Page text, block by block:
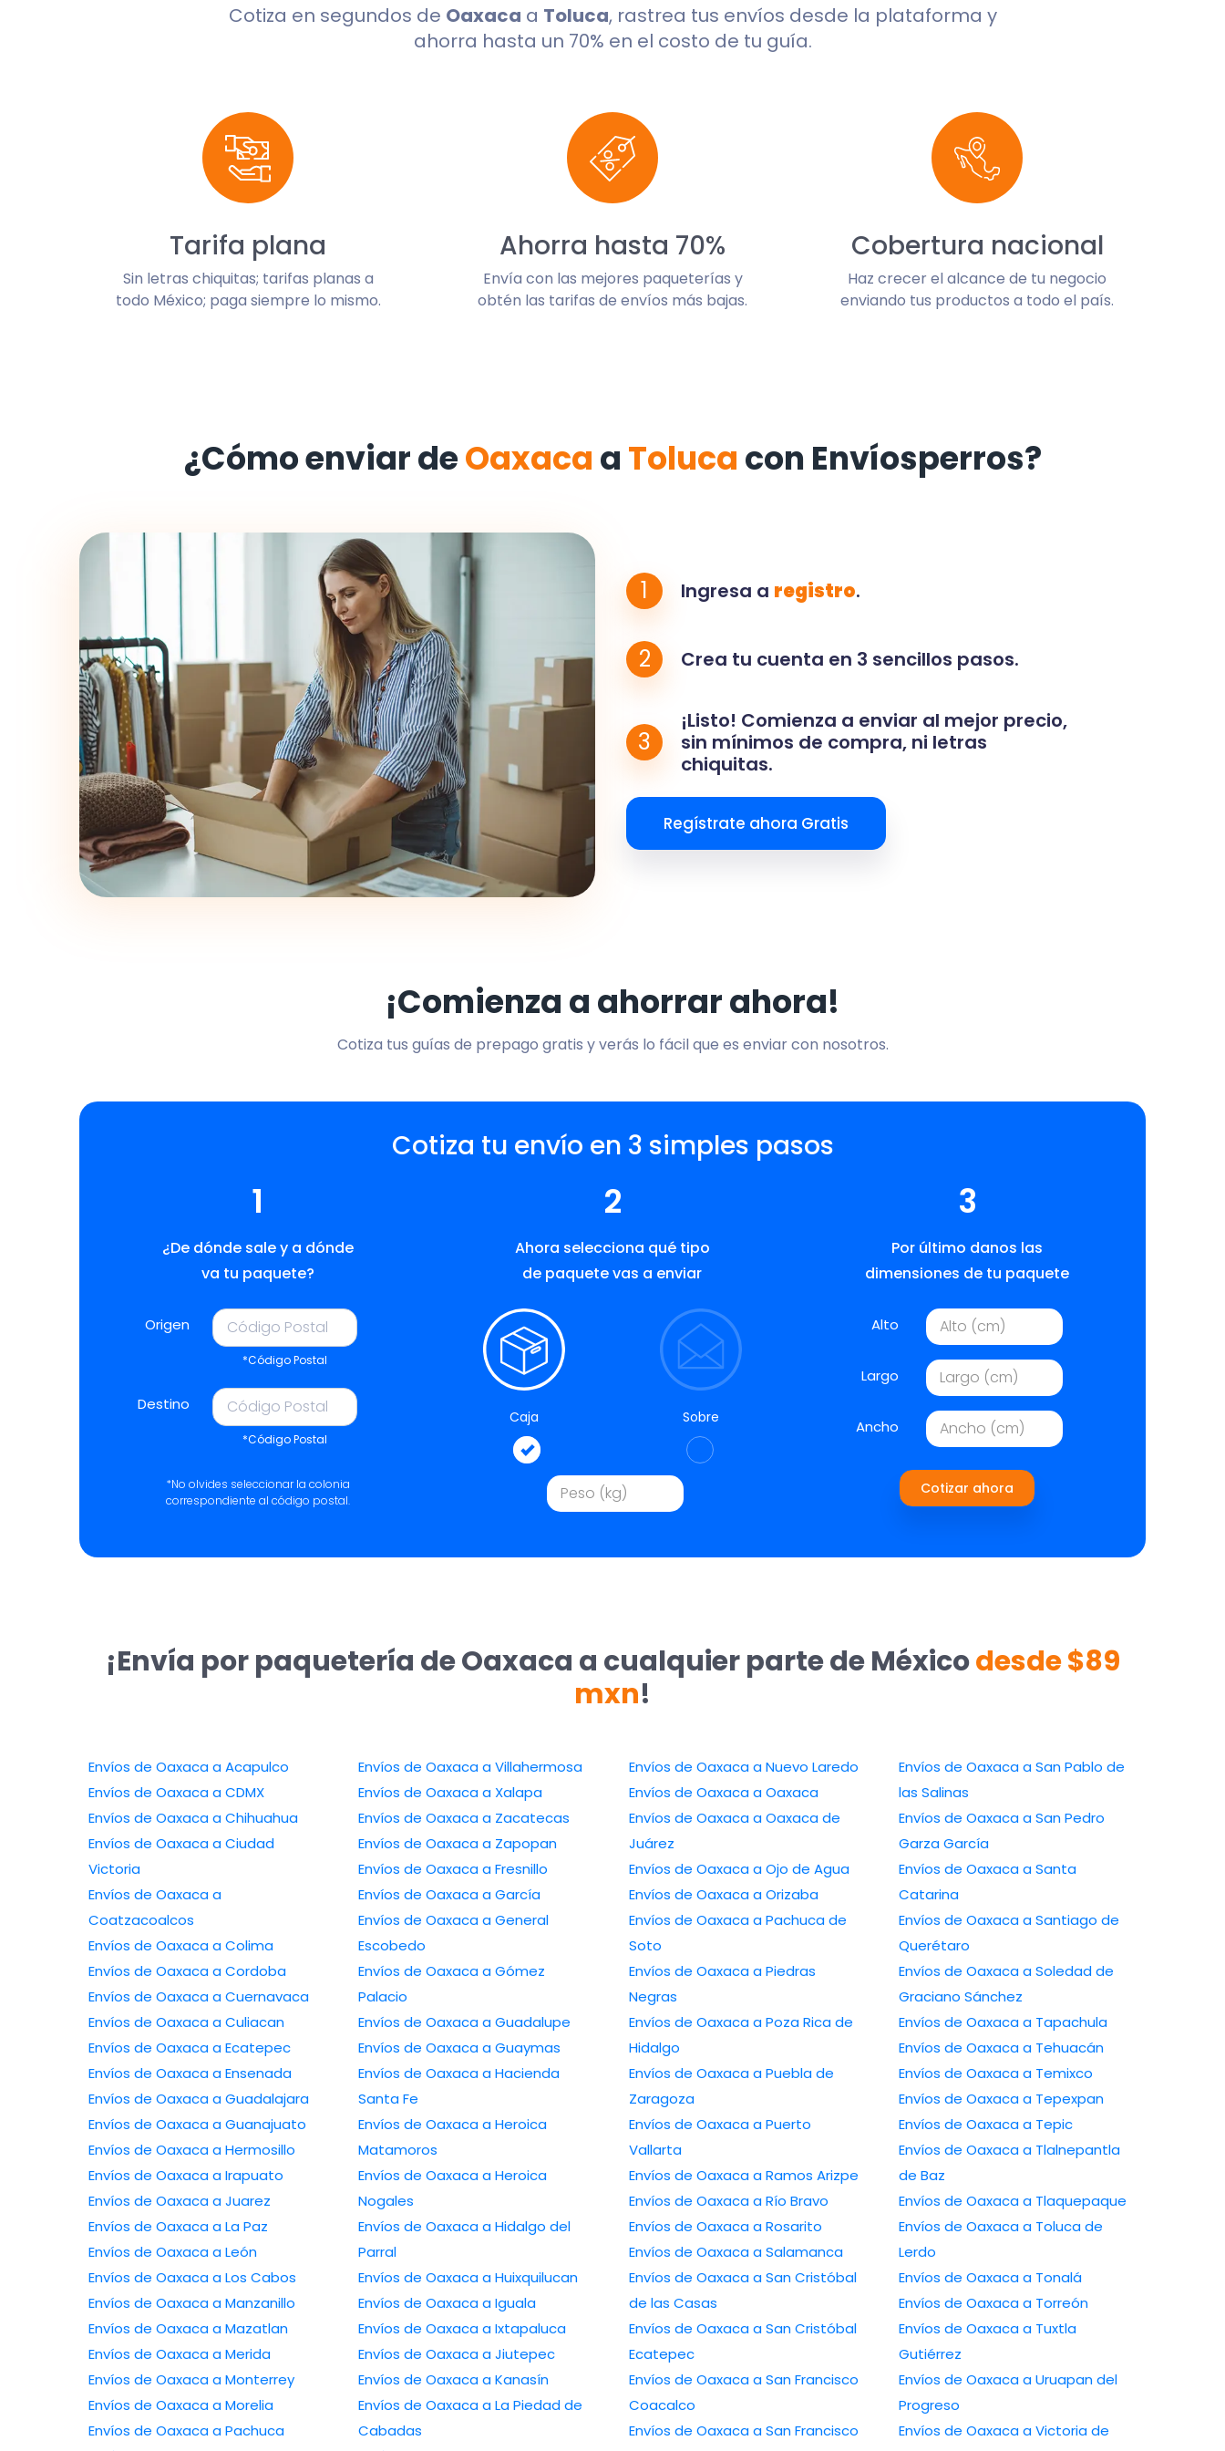
Cotiza en segundos de Oaxaca a Toluca, rastrea tus envíos desde la plataforma y
ahorra hasta un 70% en el costo de tu guía.
Tarifa plana
Sin letras chiquitas; tarifas planas a
todo México; paga siempre lo mismo.
Ahorra hasta 70%
Envía con las mejores paqueterías y
obtén las tarifas de envíos más bajas.
Cobertura nacional
Haz crecer el alcance de tu negocio
enviando tus productos a todo el país.
¿Cómo enviar deOaxaca a Toluca con Envíosperros?
1 Ingresa a registro.
2 Crea tu cuenta en 3 sencillos pasos.
3
¡Listo! Comienza a enviar al mejor precio,
sin mínimos de compra, ni letras
chiquitas.
Regístrate ahora Gratis
¡Comienza a ahorrar ahora!
Cotiza tus guías de prepago gratis y verás lo fácil que es enviar con nosotros.
Cotiza tu envío en 3 simples pasos
1
¿De dónde sale y a dónde
va tu paquete?
Origen
*Código Postal
Destino
*Código Postal
*No olvides seleccionar la colonia
correspondiente al código postal.
2
Ahora selecciona qué tipo
de paquete vas a enviar
Caja Sobre
3
Por último danos las
dimensiones de tu paquete
Alto
Largo
Ancho
Cotizar ahora
¡Envía por paquetería de Oaxaca a cualquier parte de Méxicodesde $89
mxn!
Envíos de Oaxaca a Acapulco
Envíos de Oaxaca a CDMX
Envíos de Oaxaca a Chihuahua
Envíos de Oaxaca a Ciudad
Victoria
Envíos de Oaxaca a
Coatzacoalcos
Envíos de Oaxaca a Colima
Envíos de Oaxaca a Cordoba
Envíos de Oaxaca a Cuernavaca
Envíos de Oaxaca a Culiacan
Envíos de Oaxaca a Ecatepec
Envíos de Oaxaca a Ensenada
Envíos de Oaxaca a Guadalajara
Envíos de Oaxaca a Guanajuato
Envíos de Oaxaca a Hermosillo
Envíos de Oaxaca a Irapuato
Envíos de Oaxaca a Juarez
Envíos de Oaxaca a La Paz
Envíos de Oaxaca a León
Envíos de Oaxaca a Los Cabos
Envíos de Oaxaca a Manzanillo
Envíos de Oaxaca a Mazatlan
Envíos de Oaxaca a Merida
Envíos de Oaxaca a Monterrey
Envíos de Oaxaca a Morelia
Envíos de Oaxaca a Pachuca
Envíos de Oaxaca a Villahermosa
Envíos de Oaxaca a Xalapa
Envíos de Oaxaca a Zacatecas
Envíos de Oaxaca a Zapopan
Envíos de Oaxaca a Fresnillo
Envíos de Oaxaca a García
Envíos de Oaxaca a General
Escobedo
Envíos de Oaxaca a Gómez
Palacio
Envíos de Oaxaca a Guadalupe
Envíos de Oaxaca a Guaymas
Envíos de Oaxaca a Hacienda
Santa Fe
Envíos de Oaxaca a Heroica
Matamoros
Envíos de Oaxaca a Heroica
Nogales
Envíos de Oaxaca a Hidalgo del
Parral
Envíos de Oaxaca a Huixquilucan
Envíos de Oaxaca a Iguala
Envíos de Oaxaca a Ixtapaluca
Envíos de Oaxaca a Jiutepec
Envíos de Oaxaca a Kanasín
Envíos de Oaxaca a La Piedad de
Cabadas
Envíos de Oaxaca a Nuevo Laredo
Envíos de Oaxaca a Oaxaca
Envíos de Oaxaca a Oaxaca de
Juárez
Envíos de Oaxaca a Ojo de Agua
Envíos de Oaxaca a Orizaba
Envíos de Oaxaca a Pachuca de
Soto
Envíos de Oaxaca a Piedras
Negras
Envíos de Oaxaca a Poza Rica de
Hidalgo
Envíos de Oaxaca a Puebla de
Zaragoza
Envíos de Oaxaca a Puerto
Vallarta
Envíos de Oaxaca a Ramos Arizpe
Envíos de Oaxaca a Río Bravo
Envíos de Oaxaca a Rosarito
Envíos de Oaxaca a Salamanca
Envíos de Oaxaca a San Cristóbal
de las Casas
Envíos de Oaxaca a San Cristóbal
Ecatepec
Envíos de Oaxaca a San Francisco
Coacalco
Envíos de Oaxaca a San Francisco
Envíos de Oaxaca a San Pablo de
las Salinas
Envíos de Oaxaca a San Pedro
Garza García
Envíos de Oaxaca a Santa
Catarina
Envíos de Oaxaca a Santiago de
Querétaro
Envíos de Oaxaca a Soledad de
Graciano Sánchez
Envíos de Oaxaca a Tapachula
Envíos de Oaxaca a Tehuacán
Envíos de Oaxaca a Temixco
Envíos de Oaxaca a Tepexpan
Envíos de Oaxaca a Tepic
Envíos de Oaxaca a Tlalnepantla
de Baz
Envíos de Oaxaca a Tlaquepaque
Envíos de Oaxaca a Toluca de
Lerdo
Envíos de Oaxaca a Tonalá
Envíos de Oaxaca a Torreón
Envíos de Oaxaca a Tuxtla
Gutiérrez
Envíos de Oaxaca a Uruapan del
Progreso
Envíos de Oaxaca a Victoria de